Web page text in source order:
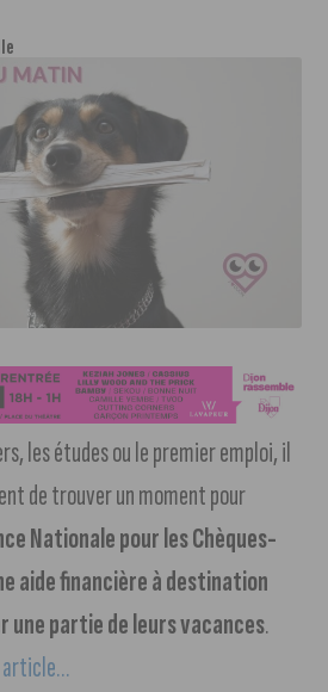
les études ou le premier emploi, il
de trouver un moment pour
Nationale pour les Chèques-
aide financière à destination
une partie de leurs vacances.
article…